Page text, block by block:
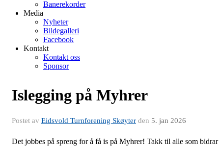
Banerekorder
Media
Nyheter
Bildegalleri
Facebook
Kontakt
Kontakt oss
Sponsor
Islegging på Myhrer
Postet av Eidsvold Turnforening Skøyter den 5. jan 2026
Det jobbes på spreng for å få is på Myhrer! Takk til alle som bidrar